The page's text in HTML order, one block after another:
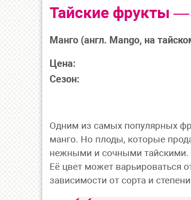
Тайские фрукты —
Манго (англ. Mango, на
Цена:
Сезон:
Одним из самых популярных
манго. Но плоды, которые
нежными и сочными тайскими.
Её цвет может варьироваться
зависимости от сорта и